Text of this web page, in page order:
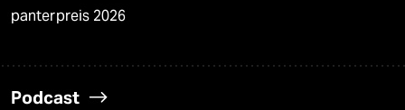
panterpreis 2026
Podcast